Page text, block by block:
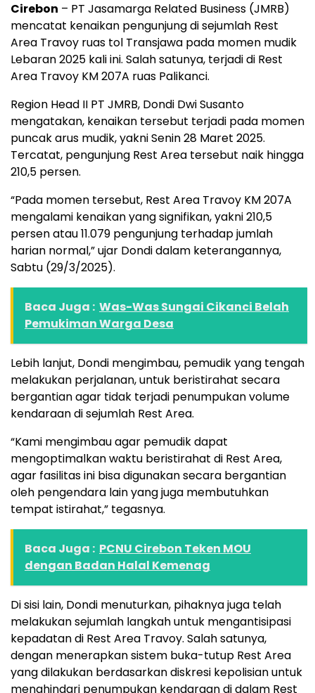
Cirebon – PT Jasamarga Related Business (JMRB)
mencatat kenaikan pengunjung di sejumlah Rest
Area Travoy ruas tol Transjawa pada momen mudik
Lebaran 2025 kali ini. Salah satunya, terjadi di Rest
Area Travoy KM 207A ruas Palikanci.
Region Head II PT JMRB, Dondi Dwi Susanto
mengatakan, kenaikan tersebut terjadi pada momen
puncak arus mudik, yakni Senin 28 Maret 2025.
Tercatat, pengunjung Rest Area tersebut naik hingga
210,5 persen.
“Pada momen tersebut, Rest Area Travoy KM 207A
mengalami kenaikan yang signifikan, yakni 210,5
persen atau 11.079 pengunjung terhadap jumlah
harian normal,” ujar Dondi dalam keterangannya,
Sabtu (29/3/2025).
Baca Juga : Was-Was Sungai Cikanci Belah
Pemukiman Warga Desa
Lebih lanjut, Dondi mengimbau, pemudik yang tengah
melakukan perjalanan, untuk beristirahat secara
bergantian agar tidak terjadi penumpukan volume
kendaraan di sejumlah Rest Area.
“Kami mengimbau agar pemudik dapat
mengoptimalkan waktu beristirahat di Rest Area,
agar fasilitas ini bisa digunakan secara bergantian
oleh pengendara lain yang juga membutuhkan
tempat istirahat,” tegasnya.
Baca Juga : PCNU Cirebon Teken MOU
dengan Badan Halal Kemenag
Di sisi lain, Dondi menuturkan, pihaknya juga telah
melakukan sejumlah langkah untuk mengantisipasi
kepadatan di Rest Area Travoy. Salah satunya,
dengan menerapkan sistem buka-tutup Rest Area
yang dilakukan berdasarkan diskresi kepolisian untuk
menghindari penumpukan kendaraan di dalam Rest